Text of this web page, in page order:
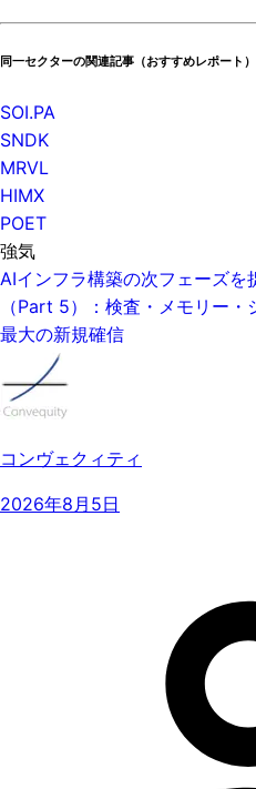
同一セクターの関連記事（おすすめレポート）
SOI.PA
SNDK
MRVL
HIMX
POET
強気
AIインフラ構築の次フェーズ
（Part 5）：検査・メモリー
最大の新規確信
コンヴェクィティ
2026年8月5日